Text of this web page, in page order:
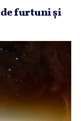
de furtuni şi